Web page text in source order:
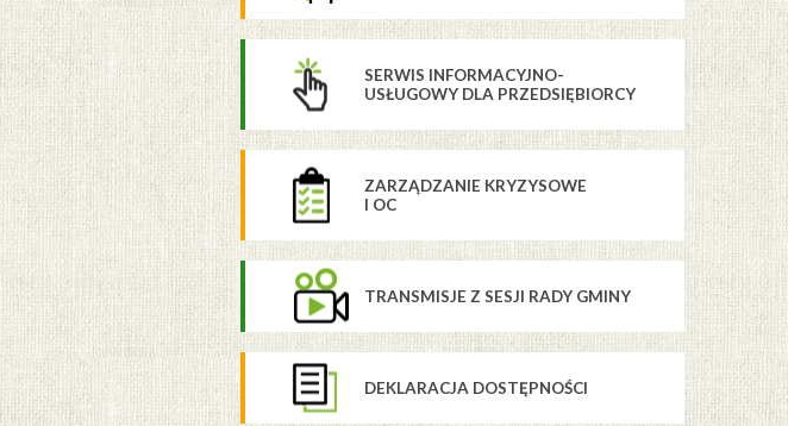
SERWIS INFORMACYJNO-
USŁUGOWY DLA PRZEDSIĘBIORCY
ZARZĄDZANIE KRYZYSOWE
I OC
TRANSMISJE Z SESJI RADY GMINY
DEKLARACJA DOSTĘPNOŚCI